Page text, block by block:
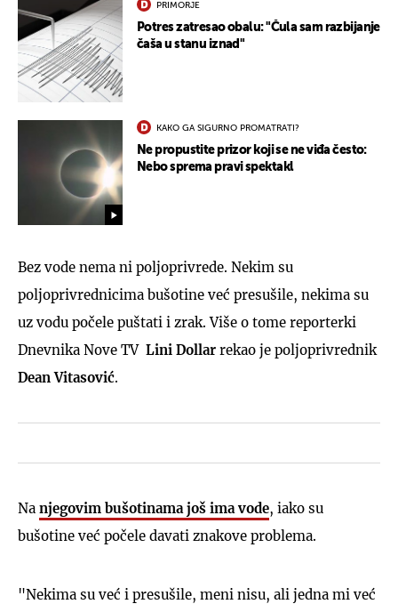
PRIMORJE
Potres zatresao obalu: "Čula sam razbijanje
čaša u stanu iznad"
KAKO GA SIGURNO PROMATRATI?
Ne propustite prizor koji se ne viđa često:
Nebo sprema pravi spektakl
Bez vode nema ni poljoprivrede. Nekim su
poljoprivrednicima bušotine već presušile, nekima su
uz vodu počele puštati i zrak. Više o tome reporterki
Dnevnika Nove TV Lini Dollar rekao je poljoprivrednik
Dean Vitasović.
Na njegovim bušotinama još ima vode, iako su
bušotine već počele davati znakove problema.
"Nekima su već i presušile, meni nisu, ali jedna mi već